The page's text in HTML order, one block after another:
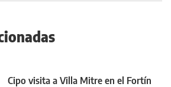
Cipo visita a Villa Mitre en el Fortín